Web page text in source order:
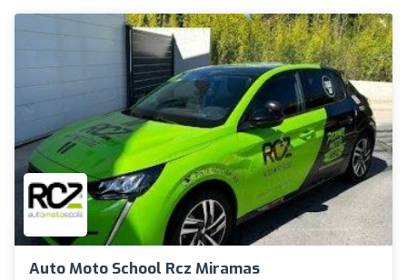
Auto Moto School Rcz Miramas